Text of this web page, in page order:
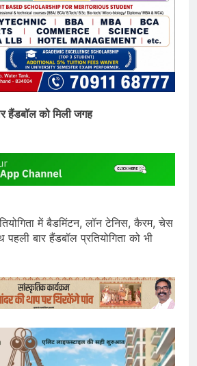
हैंडबॉल को मिली जगह
में बैडमिंटन, लॉन टेनिस, कैरम, चेस
बार हैंडबॉल प्रतियोगिता को भी